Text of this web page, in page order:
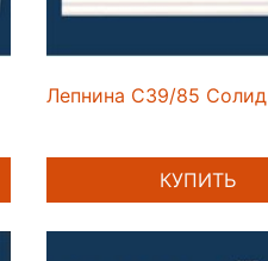
Лепнина C39/85 Солид
КУПИТЬ